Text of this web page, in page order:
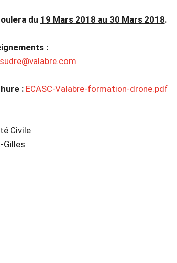
du 19 Mars 2018 au 30 Mars 2018.
:
: ECASC-Valabre-formation-drone.pdf
Civile
Gilles